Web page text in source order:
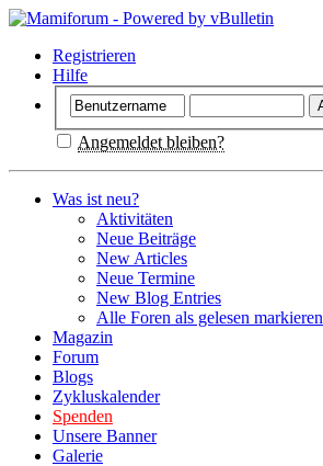
Registrieren
Hilfe
Angemeldet bleiben?
Was ist neu?
Aktivitäten
Neue Beiträge
New Articles
Neue Termine
New Blog Entries
Alle Foren als gelesen markieren
Magazin
Forum
Blogs
Zykluskalender
Spenden
Unsere Banner
Galerie